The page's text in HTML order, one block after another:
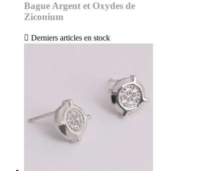
Bague Argent et Oxydes de
Ziconium
 Derniers articles en stock